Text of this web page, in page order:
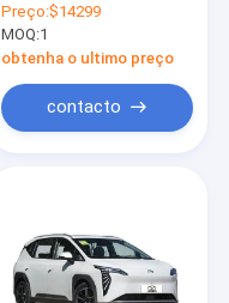
Veículo Elétrico Novo
Preço:$14299
MOQ:1
obtenha o ultimo preço
contacto